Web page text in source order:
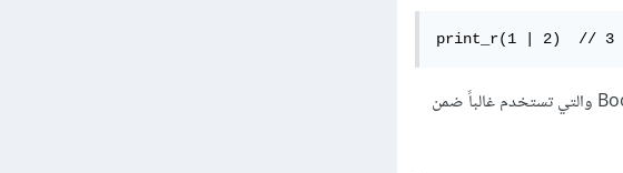
أما عملية المقارنة ( || ) فهي عملية منطقية تتم على مستوى نمط البيانات من نوع Boolean والتي تستخدم غالباً ضمن